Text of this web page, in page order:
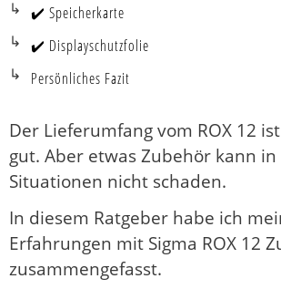
Der Lieferumfang vom ROX 12
gut. Aber etwas Zubehör kann
Situationen nicht schaden.
In diesem Ratgeber habe ich
Erfahrungen mit Sigma ROX 12
zusammengefasst.
✔️ Speicherkarte
✔️ Displayschutzfolie
Persönliches Fazit